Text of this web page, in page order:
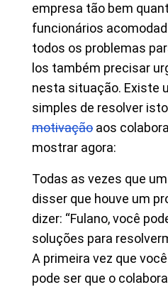
empresa tão bem
funcionários
todos os problemas
los também precisar
nesta situação. Existe
simples de resolver
motivação aos
mostrar agora:
Todas as vezes que
disser que houve um
dizer: “Fulano, você
soluções para
A primeira vez que
pode ser que o